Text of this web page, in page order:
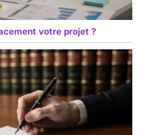
votre projet ?